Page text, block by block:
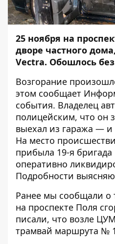
25 ноября на
дворе частного
Vectra. Обошлось
Возгорание
этом сообщает
события. Владелец
полицейским, что он
выехал из гаража — и
На место
прибыла 19-я
оперативно
Подробности
Ранее мы сообщали о
на проспекте Поля
писали, что возле
трамвай маршрута №